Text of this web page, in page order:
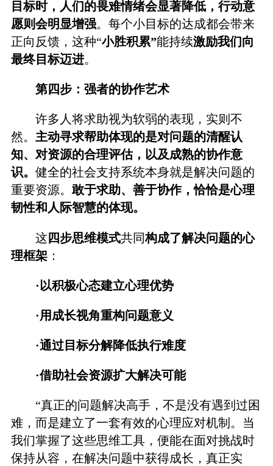
目标时，人们的畏难情绪会显著降低，行动意
愿则会明显增强。每个小目标的达成都会带来
正向反馈，这种“小胜积累”能持续激励我们向
最终目标迈进。
第四步：强者的协作艺术
许多人将求助视为软弱的表现，实则不
然。 主动寻求帮助体现的是对问题的清醒认
知、对资源的合理评估，以及成熟的协作意
识。 健全的社会支持系统本身就是解决问题的
重要资源。 敢于求助、善于协作，恰恰是心理
韧性和人际智慧的体现。
这四步思维模式共同构成了解决问题的心
理框架：
·以积极心态建立心理优势
·用成长视角重构问题意义
·通过目标分解降低执行难度
·借助社会资源扩大解决可能
“真正的问题解决高手，不是没有遇到过困
难，而是建立了一套有效的心理应对机制。当
我们掌握了这些思维工具，便能在面对挑战时
保持从容，在解决问题中获得成长，真正实